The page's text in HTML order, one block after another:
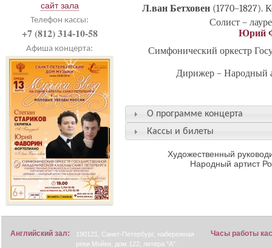
сайт зала
Телефон кассы:
+7 (812) 314-10-58
Афиша концерта:
Л.ван Бетховен(1770–1827).
Солист –
Юрий
Симфонический оркестр
Дирижер – Народный
О программе концерта
Кассы и билеты
Художественный
Народный артист
Английский зал:
190121, Санкт-Петербург, набережная
реки Мойки, дом 122, литера "А".
Часы работы